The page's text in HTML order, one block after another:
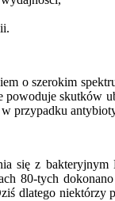
o szerokim
powoduje skutków
w przypadku
się z
80-tych
dlatego